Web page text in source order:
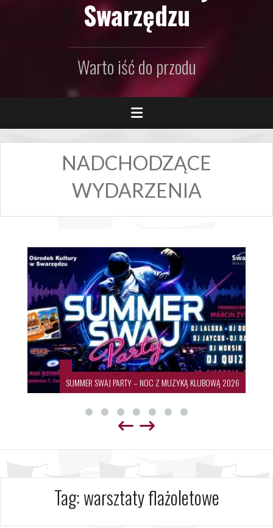
Swarzędzu
Warto iść do przodu
NADCHODZĄCE
WYDARZENIA
SUMMER SWAJ PARTY – NOC Z MUZYKĄ KLUBOWĄ 2026
Tag:warsztaty flażoletowe